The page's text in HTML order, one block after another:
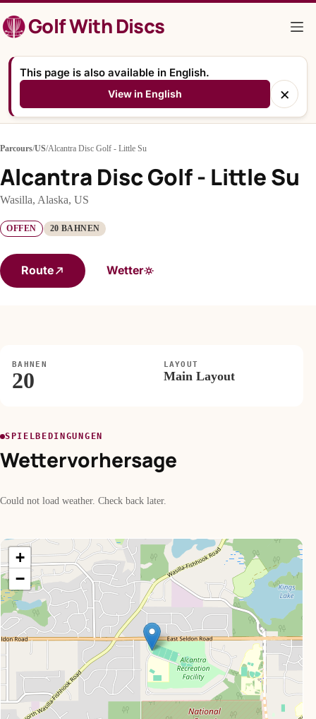
Inhalt
springenGolf With Discs
This page is also available in English.
View in English ×
Parcours/US/Alcantra Disc Golf - Little Su
Alcantra Disc Golf - Little Su
Wasilla, Alaska, US
OFFEN 20 BAHNEN
Route Wetter
BAHNEN
20
LAYOUT
Main Layout
SPIELBEDINGUNGEN
Wettervorhersage
Could not load weather. Check back later.
+
−